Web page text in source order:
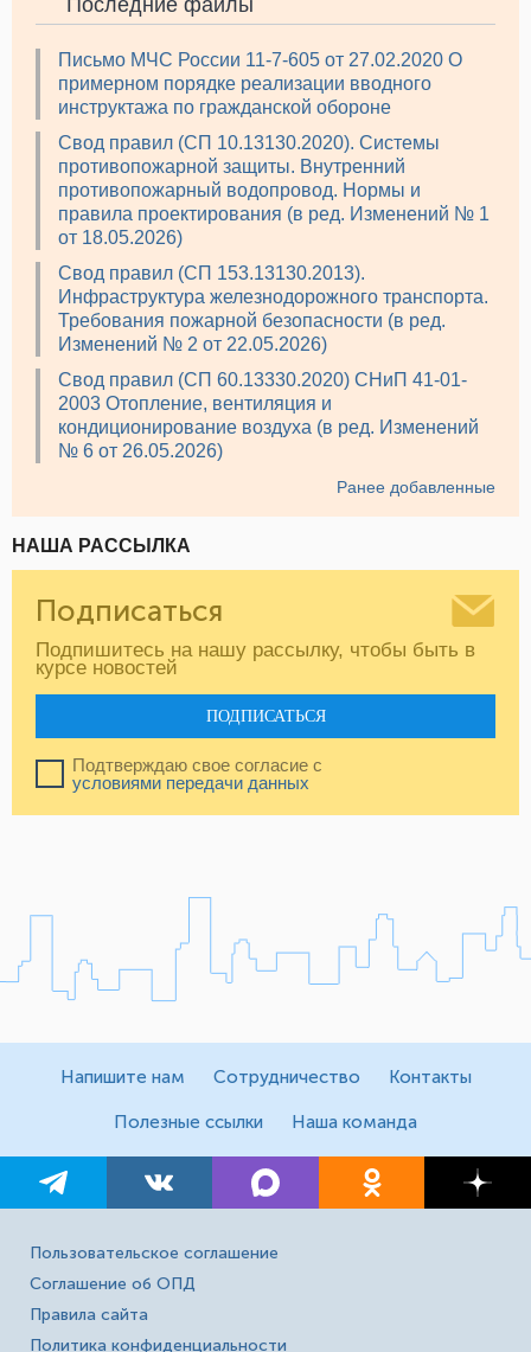
Последние файлы
Письмо МЧС России 11-7-605 от 27.02.2020 О
примерном порядке реализации вводного
инструктажа по гражданской обороне
Свод правил (СП 10.13130.2020). Системы
противопожарной защиты. Внутренний
противопожарный водопровод. Нормы и
правила проектирования (в ред. Изменений № 1
от 18.05.2026)
Свод правил (СП 153.13130.2013).
Инфраструктура железнодорожного транспорта.
Требования пожарной безопасности (в ред.
Изменений № 2 от 22.05.2026)
Свод правил (СП 60.13330.2020) СНиП 41-01-
2003 Отопление, вентиляция и
кондиционирование воздуха (в ред. Изменений
№ 6 от 26.05.2026)
Ранее добавленные
НАША РАССЫЛКА
Подписаться
Подпишитесь на нашу рассылку, чтобы быть в
курсе новостей
ПОДПИСАТЬСЯ
Подтверждаю свое согласие с
условиями передачи данных
Напишите нам Сотрудничество Контакты
Полезные ссылки Наша команда
Пользовательское соглашение
Соглашение об ОПД
Правила сайта
Политика конфиденциальности